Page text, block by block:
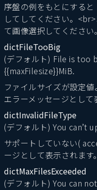
序盤の例をもとにする
してしてください。
て画像選択してください
dictFileTooBig
(デフォルト) File is too
{{maxFilesize}}MiB.
ファイルサイズが設定
エラーメッセージとして
dictInvalidFileType
(デフォルト) You can’t
サポートしていない(
ージとして表示されます。
dictMaxFilesExceeded
(デフォルト) You can